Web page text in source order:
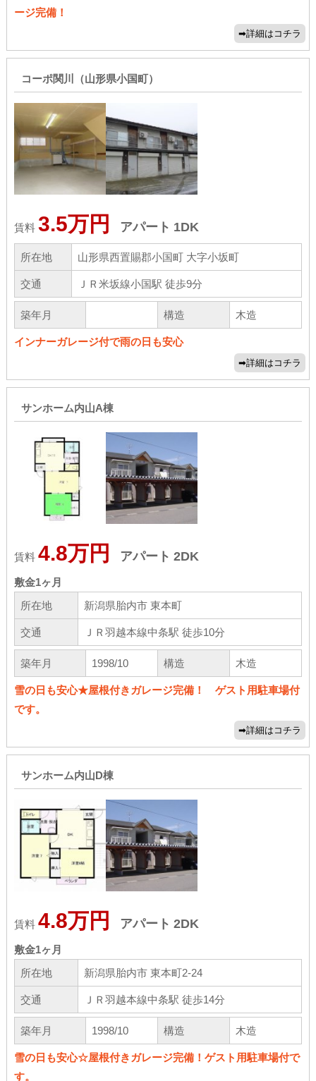
ージ完備！
コーポ関川（山形県小国町）
賃料 3.5万円 アパート 1DK
所在地 山形県西置賜郡小国町 大字小坂町
交通 ＪＲ米坂線小国駅 徒歩9分
築年月 構造 木造
インナーガレージ付で雨の日も安心
サンホーム内山A棟
賃料 4.8万円 アパート 2DK
敷金1ヶ月
所在地
新潟県胎内市 東本町
交通 ＪＲ羽越本線中条駅 徒歩10分
築年月 1998/10 構造 木造
雪の日も安心★屋根付きガレージ完備！ ゲスト用駐車場付
です。
サンホーム内山D棟
賃料 4.8万円 アパート 2DK
敷金1ヶ月
所在地
新潟県胎内市 東本町2-24
交通 ＪＲ羽越本線中条駅 徒歩14分
築年月 1998/10 構造 木造
雪の日も安心☆屋根付きガレージ完備！ゲスト用駐車場付で
す。